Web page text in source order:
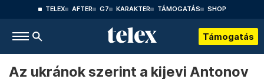
TELEX AFTER G7 KARAKTER TÁMOGATÁS SHOP
Támogatás
Az ukránok szerint a kijevi Antonov